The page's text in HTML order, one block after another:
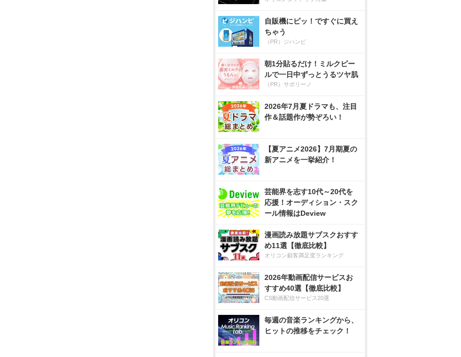
自販機にピッ！ですぐに買え
ちゃう
（PR）ジハンピ
朝1分貼るだけ！ミルクピー
ルで一日中ずっとうるツヤ肌
（PR）サボリーノ
2026年7月夏ドラマも、注目
作＆話題作が勢ぞろい！
【夏アニメ2026】7月期夏の
新アニメを一挙紹介！
芸能界を志す10代～20代を
応援！オーディション・スク
ール情報はDeview
漫画読み放題サブスクおすす
め11選【徹底比較】
オリコン顧客満足度ランキング
2026年動画配信サービスお
すすめ40選【徹底比較】
CS動画配信サービス20選
毎週の音楽ランキングから、
ヒットの推移をチェック！